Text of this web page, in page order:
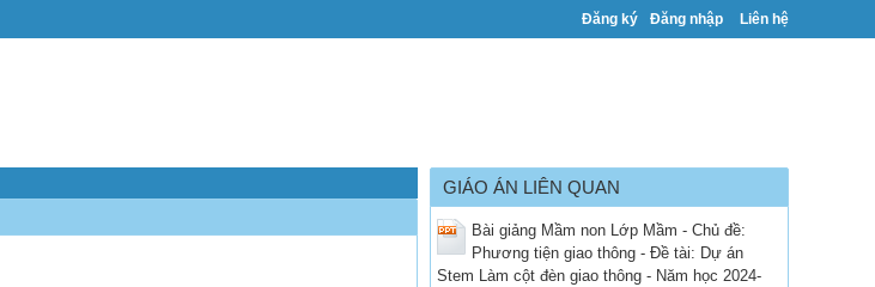
Đăng ký Đăng nhập Liên hệ
GIÁO ÁN LIÊN QUAN
Bài giảng Mầm non Lớp Mầm - Chủ đề:
Phương tiện giao thông - Đề tài: Dự án
Stem Làm cột đèn giao thông - Năm học 2024-